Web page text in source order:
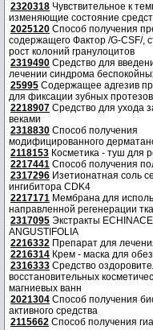
2320318 Чувствительное к
изменяющие состояние
2025120 Способ получения
содержащего Фактор /G-CSF/,
рост колоний гранулоцитов
2319490 Средство для
лечении синдрома
25995 Содержащее адгезив
для фиксации зубных
2218907 Средство для ухода
веками
2318830 Способ получения
модифицированного
2118153 Косметика - туш для
2217441 Способ получения
2317296 Изетионатная соль
ингибитора CDK4
2217171 Мембрана для
направленной регенерации
2317095 Экстракты
ANGUSTIFOLIA
2216332 Препарат для
2216314 Крем - маска для
2316333 Средство
восстановительных
магниевых ванн
2021304 Способ получения
активного средства
2115662 Способ получения